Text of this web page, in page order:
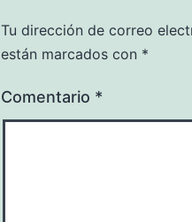
Tu dirección de correo
están marcados con *
Comentario *